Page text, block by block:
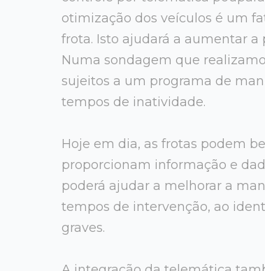
otimização dos veículos é um
frota. Isto ajudará a aumentar
Numa sondagem que
sujeitos a um programa de
tempos de inatividade.
Hoje em dia, as frotas podem
proporcionam informação e
poderá ajudar a melhorar a
tempos de intervenção, ao
graves.